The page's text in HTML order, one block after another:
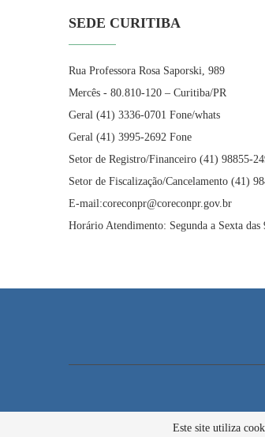
SEDE CURITIBA
Rua Professora Rosa Saporski, 989
Mercês - 80.810-120 – Curitiba/PR
Geral (41) 3336-0701 Fone/whats
Geral (41) 3995-2692 Fone
Setor de Registro/Financeiro (41) 98855-
Setor de Fiscalização/Cancelamento (41)
E-mail:coreconpr@coreconpr.gov.br
Horário Atendimento: Segunda a Sexta das
Este site utiliza